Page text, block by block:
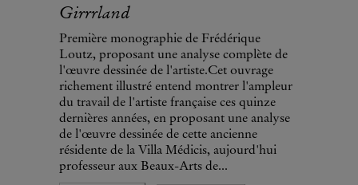
Girrrland
Première monographie de Frédérique
Loutz, proposant une analyse complète de
l'œuvre dessinée de l'artiste.Cet ouvrage
richement illustré entend montrer l'ampleur
du travail de l'artiste française ces quinze
dernières années, en proposant une analyse
de l'œuvre dessinée de cette ancienne
résidente de la Villa Médicis, aujourd'hui
professeur aux Beaux-Arts de...